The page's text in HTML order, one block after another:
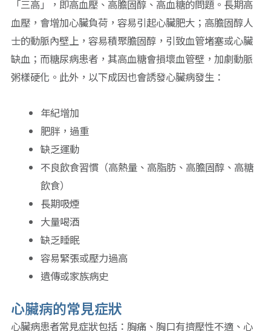
「三高」，即高血壓、高膽固醇、高血糖的問題。長期高
血壓，會增加心臟負荷，容易引起心臟肥大；高膽固醇人
士的動脈內壁上，容易積聚膽固醇，引致血管堵塞或心臟
缺血；而糖尿病患者，其高血糖會損壞血管壁，加劇動脈
粥樣硬化。此外，以下成因也會誘發心臟病發生：
年紀增加
肥胖，過重
缺乏運動
不良飲食習慣（高熱量、高脂肪、高膽固醇、高糖
飲食）
長期吸煙
大量喝酒
缺乏睡眠
容易緊張或壓力過高
遺傳或家族病史
心臟病的常見症狀
心臟病患者常見症狀包括：胸痛、胸口有擠壓性不適、心